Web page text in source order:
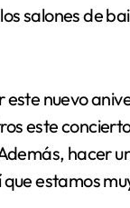
salones de
nuevo
este
hacer
estamos